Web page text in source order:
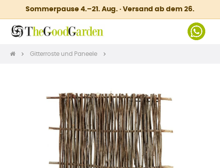
Sommerpause 4.–21. Aug. · Versand ab dem 26.
Gitterroste und Paneele